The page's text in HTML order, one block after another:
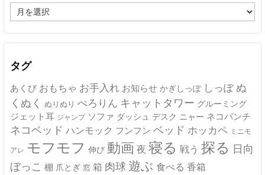
ー
カ
イ
タグ
あくび おもちゃ お手入れ お知らせ かぎしっぽ しっぽ ぬ
くぬく ぬりぬり ぺろりん キャットタワー グルーミング
ジェット耳 ジャンプ ソファ ダッシュ デスク ニャー ネコパンチ
ネコベッド ハンモック フンフン ベッド ホッカペ ミニモ
アレ モフモフ 伸び 動画 夜 寝る 戦う 探る 日向
ぼっこ 棚 爪とぎ 窓 箱 肉球 遊ぶ 食べる 香箱